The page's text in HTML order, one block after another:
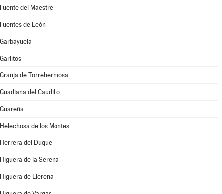
Fuente del Maestre
Fuentes de León
Garbayuela
Garlitos
Granja de Torrehermosa
Guadiana del Caudillo
Guareña
Helechosa de los Montes
Herrera del Duque
Higuera de la Serena
Higuera de Llerena